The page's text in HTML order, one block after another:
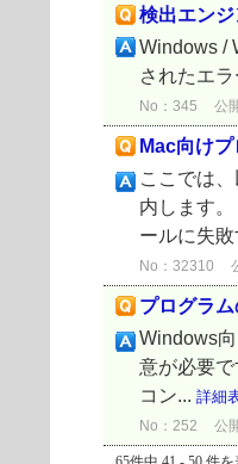
検出エン
Windows /
されたエ
No：345 公
Mac向け
ここでは
内します
ールに失
No：32310
プログラ
Windows
意が必要
コン... 詳細
No：252 公